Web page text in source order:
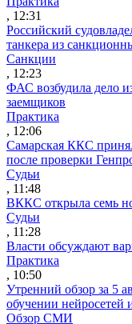
, 12:31
Российский
танкера из
Санкции
, 12:23
ФАС возбудила дело
заемщиков
Практика
, 12:06
Самарская ККС
после проверки
Судьи
, 11:48
ВККС открыла семь
Судьи
, 11:28
Власти обсуждают
Практика
, 10:50
Утренний обзор за 5
обучении
Обзор СМИ